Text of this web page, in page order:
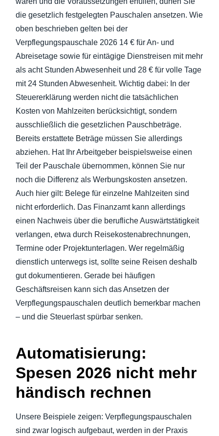
die gesetzlich festgelegten Pauschalen ansetzen. Wie
oben beschrieben gelten bei der
Verpflegungspauschale 2026 14 € für An- und
Abreisetage sowie für eintägige Dienstreisen mit mehr
als acht Stunden Abwesenheit und 28 € für volle Tage
mit 24 Stunden Abwesenheit. Wichtig dabei: In der
Steuererklärung werden nicht die tatsächlichen
Kosten von Mahlzeiten berücksichtigt, sondern
ausschließlich die gesetzlichen Pauschbeträge.
Bereits erstattete Beträge müssen Sie allerdings
abziehen. Hat Ihr Arbeitgeber beispielsweise einen
Teil der Pauschale übernommen, können Sie nur
noch die Differenz als Werbungskosten ansetzen.
Auch hier gilt: Belege für einzelne Mahlzeiten sind
nicht erforderlich. Das Finanzamt kann allerdings
einen Nachweis über die berufliche Auswärtstätigkeit
verlangen, etwa durch Reisekostenabrechnungen,
Termine oder Projektunterlagen. Wer regelmäßig
dienstlich unterwegs ist, sollte seine Reisen deshalb
gut dokumentieren. Gerade bei häufigen
Geschäftsreisen kann sich das Ansetzen der
Verpflegungspauschalen deutlich bemerkbar machen
– und die Steuerlast spürbar senken.
Automatisierung:
Spesen 2026 nicht mehr
händisch rechnen
Unsere Beispiele zeigen: Verpflegungspauschalen
sind zwar logisch aufgebaut, werden in der Praxis